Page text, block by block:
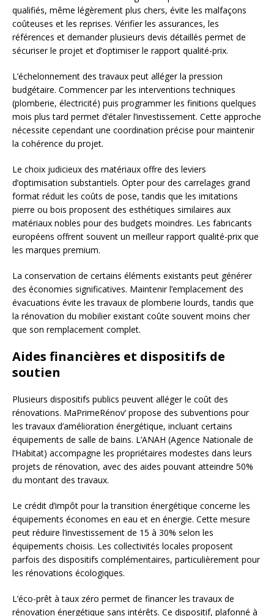
qualifiés, même légèrement plus chers, évite les malfaçons
coûteuses et les reprises. Vérifier les assurances, les
références et demander plusieurs devis détaillés permet de
sécuriser le projet et d’optimiser le rapport qualité-prix.
L’échelonnement des travaux peut alléger la pression
budgétaire. Commencer par les interventions techniques
(plomberie, électricité) puis programmer les finitions quelques
mois plus tard permet d’étaler l’investissement. Cette approche
nécessite cependant une coordination précise pour maintenir
la cohérence du projet.
Le choix judicieux des matériaux offre des leviers
d’optimisation substantiels. Opter pour des carrelages grand
format réduit les coûts de pose, tandis que les imitations
pierre ou bois proposent des esthétiques similaires aux
matériaux nobles pour des budgets moindres. Les fabricants
européens offrent souvent un meilleur rapport qualité-prix que
les marques premium.
La conservation de certains éléments existants peut générer
des économies significatives. Maintenir l’emplacement des
évacuations évite les travaux de plomberie lourds, tandis que
la rénovation du mobilier existant coûte souvent moins cher
que son remplacement complet.
Aides financières et dispositifs de
soutien
Plusieurs dispositifs publics peuvent alléger le coût des
rénovations. MaPrimeRénov’ propose des subventions pour
les travaux d’amélioration énergétique, incluant certains
équipements de salle de bains. L’ANAH (Agence Nationale de
l’Habitat) accompagne les propriétaires modestes dans leurs
projets de rénovation, avec des aides pouvant atteindre 50%
du montant des travaux.
Le crédit d’impôt pour la transition énergétique concerne les
équipements économes en eau et en énergie. Cette mesure
peut réduire l’investissement de 15 à 30% selon les
équipements choisis. Les collectivités locales proposent
parfois des dispositifs complémentaires, particulièrement pour
les rénovations écologiques.
L’éco-prêt à taux zéro permet de financer les travaux de
rénovation énergétique sans intérêts. Ce dispositif, plafonné à